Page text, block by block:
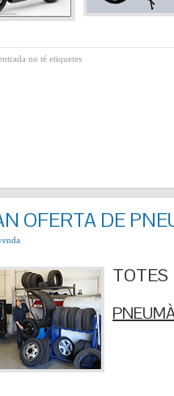
no té etiquetes
OFERTA DE
TOTES